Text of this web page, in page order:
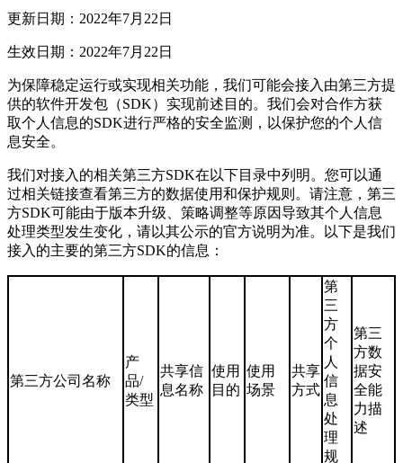
更新日期：2022年7月22日
生效日期：2022年7月22日
为保障稳定运行或实现相关功能，我们可能会接入由第三方提
供的软件开发包（SDK）实现前述目的。我们会对合作方获
取个人信息的SDK进行严格的安全监测，以保护您的个人信
息安全。
我们对接入的相关第三方SDK在以下目录中列明。您可以通
过相关链接查看第三方的数据使用和保护规则。请注意，第三
方SDK可能由于版本升级、策略调整等原因导致其个人信息
处理类型发生变化，请以其公示的官方说明为准。以下是我们
接入的主要的第三方SDK的信息：
第三方公司名称
产
品/
类型
共享信
息名称
使用
目的
使用
场景
共享
方式
第
三
方
个
人
信
息
处
理
规
第三
方数
据安
全能
力描
述